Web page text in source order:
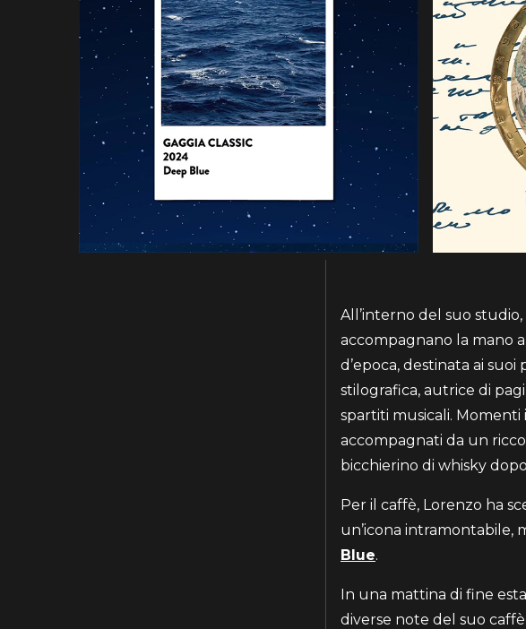
All’interno del suo
accompagnano la mano
d’epoca, destinata ai
stilografica, autrice di
spartiti musicali.
accompagnati da un
bicchierino di whisky
Per il caffè, Lorenzo ha
un’icona intramontabile,
Blue.
In una mattina di fine
diverse note del suo